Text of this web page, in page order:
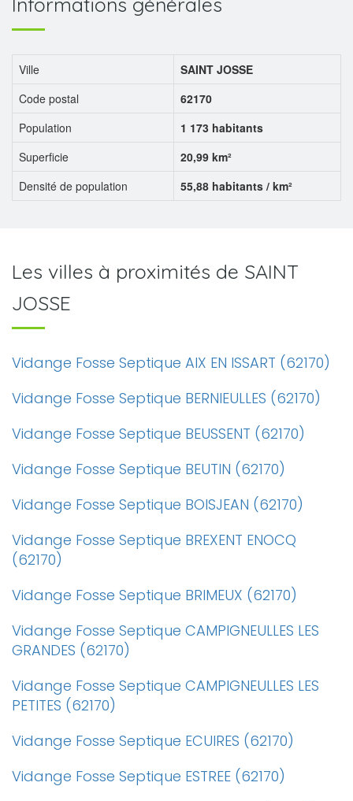
Ville
SAINT JOSSE
Code postal
62170
Population
1 173 habitants
Superficie
20,99 km²
Densité de population
55,88 habitants / km²
Les villes à proximités de SAINT
JOSSE
Vidange Fosse Septique AIX EN ISSART (62170)
Vidange Fosse Septique BERNIEULLES (62170)
Vidange Fosse Septique BEUSSENT (62170)
Vidange Fosse Septique BEUTIN (62170)
Vidange Fosse Septique BOISJEAN (62170)
Vidange Fosse Septique BREXENT ENOCQ
(62170)
Vidange Fosse Septique BRIMEUX (62170)
Vidange Fosse Septique CAMPIGNEULLES LES
GRANDES (62170)
Vidange Fosse Septique CAMPIGNEULLES LES
PETITES (62170)
Vidange Fosse Septique ECUIRES (62170)
Vidange Fosse Septique ESTREE (62170)